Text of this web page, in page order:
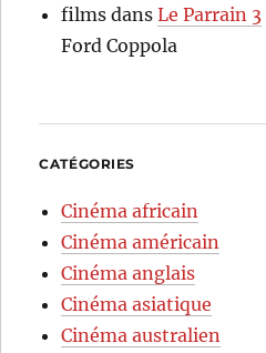
films dansLe Parrain 3
Ford Coppola
CATÉGORIES
Cinéma africain
Cinéma américain
Cinéma anglais
Cinéma asiatique
Cinéma australien